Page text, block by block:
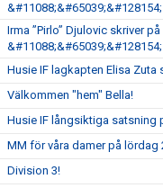
&#11088;&#65039;&#128154;
Irma ”Pirlo” Djulovic skriver
&#11088;&#65039;&#128154;
Husie IF lagkapten Elisa Zuta
Välkommen "hem" Bella!
Husie IF långsiktiga
MM för våra damer på lördag
Division 3!